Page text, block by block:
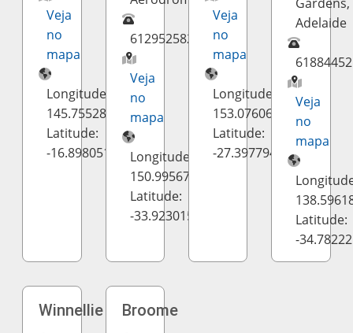
Veja
no
mapa
Longitude:
145.755282
Latitude:
-16.898051
61295258275
Veja
no
mapa
Longitude:
150.9956798
Latitude:
-33.923015
Veja
no
mapa
Longitude:
153.076063
Latitude:
-27.397794
Adelaide
Veja
no
mapa
Latitude:
-
Winnellie Broome